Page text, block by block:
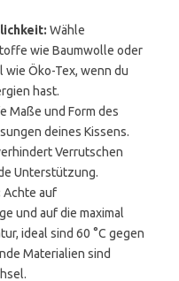
Wähle
wie Baumwolle oder
wie Öko-Tex, wenn du
hast.
Maße und Form des
deines Kissens.
Verrutschen
Unterstützung.
Achte auf
und auf die maximal
ideal sind 60 °C gegen
Materialien sind